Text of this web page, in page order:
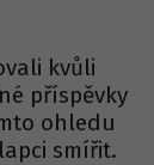
kvůli
příspěvky
ohledu
smířit.